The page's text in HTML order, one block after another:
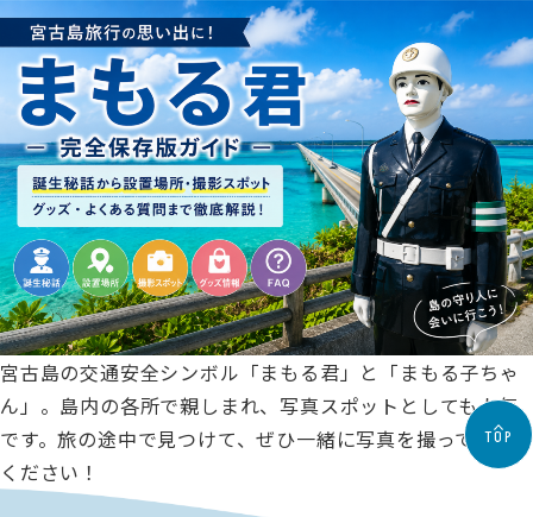
専
門
店
Shot
由
に
ア
レ
ン
ジ
で
き
る
宮古島の交通安全シンボル「まもる君」と「まもる子ちゃ
ん」。島内の各所で親しまれ、写真スポットとしても人気
です。旅の途中で見つけて、ぜひ一緒に写真を撮ってみて
ください！
TOP